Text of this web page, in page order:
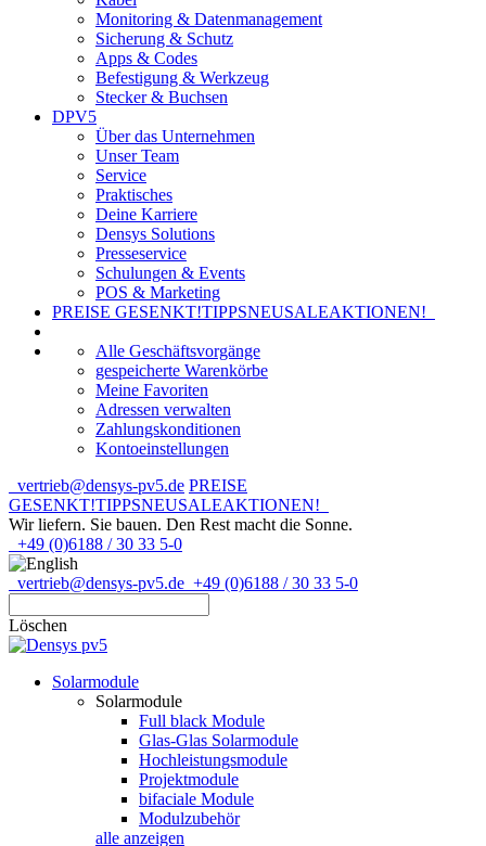
Monitoring & Datenmanagement
Sicherung & Schutz
Apps & Codes
Befestigung & Werkzeug
Stecker & Buchsen
DPV5
Über das Unternehmen
Unser Team
Service
Praktisches
Deine Karriere
Densys Solutions
Presseservice
Schulungen & Events
POS & Marketing
PREISE GESENKT!TIPPSNEUSALEAKTIONEN!
Alle Geschäftsvorgänge
gespeicherte Warenkörbe
Meine Favoriten
Adressen verwalten
Zahlungskonditionen
Kontoeinstellungen
vertrieb@densys-pv5.de PREISE
GESENKT!TIPPSNEUSALEAKTIONEN!
Wir liefern. Sie bauen. Den Rest macht die Sonne.
+49 (0)6188 / 30 33 5-0
vertrieb@densys-pv5.de +49 (0)6188 / 30 33 5-0
Löschen
Solarmodule
Solarmodule
Full black Module
Glas-Glas Solarmodule
Hochleistungsmodule
Projektmodule
bifaciale Module
Modulzubehör
alle anzeigen